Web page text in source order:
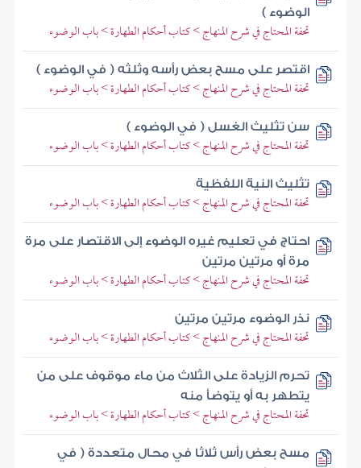
الوضوء )
تحفة المحتاج في شرح المنهاج > كتاب أحكام الطهارة > باب الوضوء
اقتصر على مسح بعض رأسه وثلثه ( في الوضوء )
تحفة المحتاج في شرح المنهاج > كتاب أحكام الطهارة > باب الوضوء
سن تثليث الغسل ( في الوضوء )
تحفة المحتاج في شرح المنهاج > كتاب أحكام الطهارة > باب الوضوء
تثليث النية اللفظية
تحفة المحتاج في شرح المنهاج > كتاب أحكام الطهارة > باب الوضوء
احتاج في تعليم غيره الوضوء إلى الاقتصار على مرة
مرة أو مرتين مرتين
تحفة المحتاج في شرح المنهاج > كتاب أحكام الطهارة > باب الوضوء
نذر الوضوء مرتين مرتين
تحفة المحتاج في شرح المنهاج > كتاب أحكام الطهارة > باب الوضوء
تحرم الزيادة على الثلاث من ماء موقوف على من
يتطهر به أو يتوضأ منه
تحفة المحتاج في شرح المنهاج > كتاب أحكام الطهارة > باب الوضوء
مسح بعض رأس ثلاثا في محال متعددة ( في